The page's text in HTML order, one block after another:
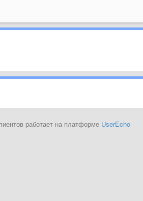
работает на платформе UserEcho